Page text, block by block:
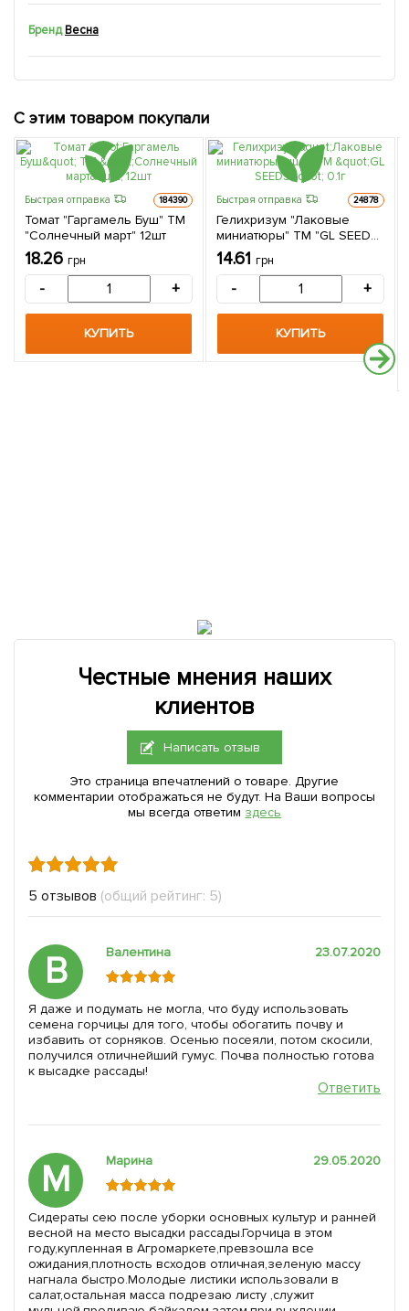
БрендВесна
С этим товаром покупали
Быстрая отправка 184390
Томат "Гаргамель Буш" ТМ
"Солнечный март" 12шт
18.26 грн
- +
КУПИТЬ
Быстрая отправка 24878
Гелихризум "Лаковые
миниатюры" ТМ "GL SEEDS"
0.1г
14.61 грн
- +
КУПИТЬ
Честные мнения наших
клиентов
Написать отзыв
Это страница впечатлений о товаре. Другие
комментарии отображаться не будут. На Ваши вопросы
мы всегда ответим здесь
5 отзывов (общий рейтинг: 5)
В Валентина 23.07.2020
Я даже и подумать не могла, что буду использовать
семена горчицы для того, чтобы обогатить почву и
избавить от сорняков. Осенью посеяли, потом скосили,
получился отличнейший гумус. Почва полностью готова
к высадке рассады!
Ответить
М Марина 29.05.2020
Сидераты сею после уборки основных культур и ранней
весной на место высадки рассады.Горчица в этом
году,купленная в Агромаркете,превзошла все
ожидания,плотность всходов отличная,зеленую массу
нагнала быстро.Молодые листики использовали в
салат,остальная масса подрезаю листу ,служит